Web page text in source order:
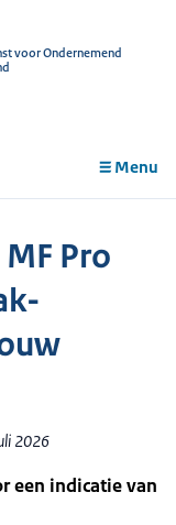
voor Ondernemend
Menu
Pro
2026
een indicatie van